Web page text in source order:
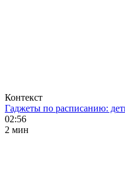
Контекст
Гаджеты по расписанию:
02:56
2 мин